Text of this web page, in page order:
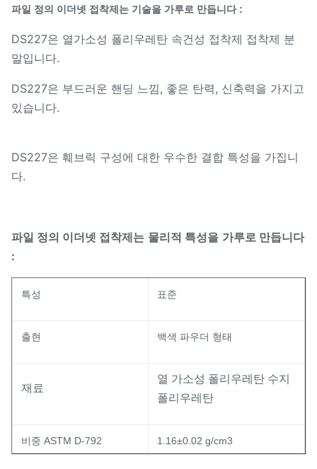
파일 정의 이더넷 접착제는 기술을 가루로 만듭니다 :
DS227은 열가소성 폴리우레탄 속건성 접착제 접착제 분
말입니다.
DS227은 부드러운 핸딩 느낌, 좋은 탄력, 신축력을 가지고
있습니다.
DS227은 훼브릭 구성에 대한 우수한 결합 특성을 가집니
다.
파일 정의 이더넷 접착제는 물리적 특성을 가루로 만듭니다
:
특성 표준
출현 백색 파우더 형태
재료
열 가소성 폴리우레탄 수지
폴리우레탄
비중 ASTM D-792 1.16±0.02 g/cm3